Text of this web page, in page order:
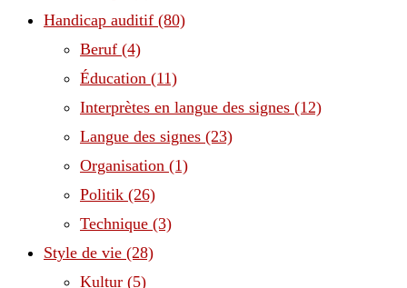
Handicap auditif (80)
Beruf (4)
Éducation (11)
Interprètes en langue des signes (12)
Langue des signes (23)
Organisation (1)
Politik (26)
Technique (3)
Style de vie (28)
Kultur (5)